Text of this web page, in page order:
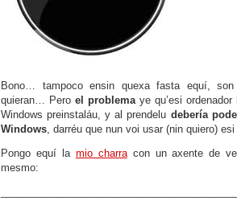
Bono… tampoco ensin quexa fasta equí,
quieran… Pero el problemaye qu’esi
Windows preinstaláu, y al prendelu debería
Windows, darréu que nun voi usar (nin quiero)
Pongo equí la mio charracon un axente de
mesmo: